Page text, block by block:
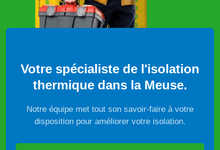
Votre spécialiste de l'isolation
thermique dans la Meuse.
Notre équipe met tout son savoir-faire à votre
disposition pour améliorer votre isolation.